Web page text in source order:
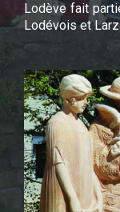
Lodève fait
Lodévois et